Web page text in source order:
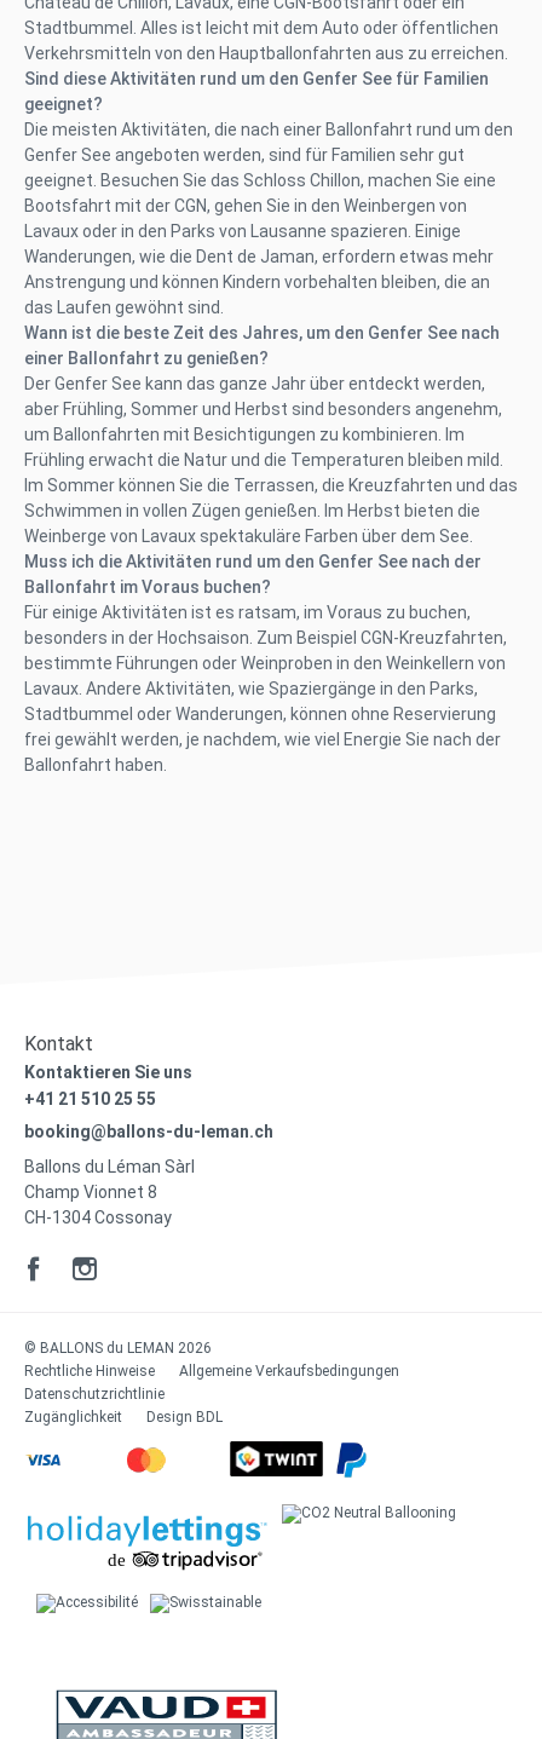
Stadtbummel. Alles ist leicht mit dem Auto oder öffentlichen
Verkehrsmitteln von den Hauptballonfahrten aus zu erreichen.
Sind diese Aktivitäten rund um den Genfer See für Familien
geeignet?
Die meisten Aktivitäten, die nach einer Ballonfahrt rund um den
Genfer See angeboten werden, sind für Familien sehr gut
geeignet. Besuchen Sie das Schloss Chillon, machen Sie eine
Bootsfahrt mit der CGN, gehen Sie in den Weinbergen von
Lavaux oder in den Parks von Lausanne spazieren. Einige
Wanderungen, wie die Dent de Jaman, erfordern etwas mehr
Anstrengung und können Kindern vorbehalten bleiben, die an
das Laufen gewöhnt sind.
Wann ist die beste Zeit des Jahres, um den Genfer See nach
einer Ballonfahrt zu genießen?
Der Genfer See kann das ganze Jahr über entdeckt werden,
aber Frühling, Sommer und Herbst sind besonders angenehm,
um Ballonfahrten mit Besichtigungen zu kombinieren. Im
Frühling erwacht die Natur und die Temperaturen bleiben mild.
Im Sommer können Sie die Terrassen, die Kreuzfahrten und das
Schwimmen in vollen Zügen genießen. Im Herbst bieten die
Weinberge von Lavaux spektakuläre Farben über dem See.
Muss ich die Aktivitäten rund um den Genfer See nach der
Ballonfahrt im Voraus buchen?
Für einige Aktivitäten ist es ratsam, im Voraus zu buchen,
besonders in der Hochsaison. Zum Beispiel CGN-Kreuzfahrten,
bestimmte Führungen oder Weinproben in den Weinkellern von
Lavaux. Andere Aktivitäten, wie Spaziergänge in den Parks,
Stadtbummel oder Wanderungen, können ohne Reservierung
frei gewählt werden, je nachdem, wie viel Energie Sie nach der
Ballonfahrt haben.
Kontakt
Kontaktieren Sie uns
+41 21 510 25 55
booking@ballons-du-leman.ch
Ballons du Léman Sàrl
Champ Vionnet 8
CH-1304 Cossonay
© BALLONS du LEMAN 2026
Rechtliche Hinweise
Allgemeine Verkaufsbedingungen
Datenschutzrichtlinie
Zugänglichkeit
Design BDL